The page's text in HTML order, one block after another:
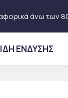
άνω των
ΕΝΔΥΣΗΣ